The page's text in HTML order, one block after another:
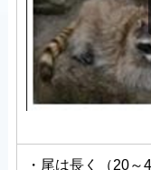
・尾は長く（20